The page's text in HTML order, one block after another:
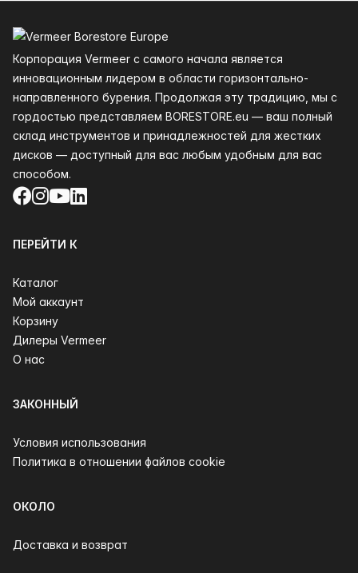
Корпорация Vermeer с самого начала является
инновационным лидером в области горизонтально-
направленного бурения. Продолжая эту традицию, мы с
гордостью представляем BORESTORE.eu — ваш полный
склад инструментов и принадлежностей для жестких
дисков — доступный для вас любым удобным для вас
способом.
Facebook
Instagram
YouTube
LinkedIn
ПЕРЕЙТИ К
Каталог
Мой аккаунт
Корзину
Дилеры Vermeer
О нас
ЗАКОННЫЙ
Условия использования
Политика в отношении файлов cookie
ОКОЛО
Доставка и возврат